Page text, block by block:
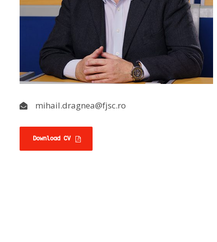
mihail.dragnea@fjsc.ro
Download CV